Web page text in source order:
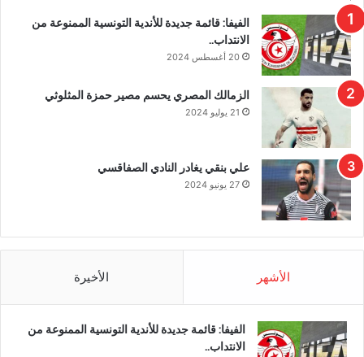
الفيفا: قائمة جديدة للأندية التونسية الممنوعة من
الانتداب..
20 أغسطس 2024
الزمالك المصري يحسم مصير حمزة المثلوثي
21 يوليو 2024
علي بنقي يغادر النادي الصفاقسي
27 يونيو 2024
الأشهر الأخيرة
الفيفا: قائمة جديدة للأندية التونسية الممنوعة من
الانتداب..